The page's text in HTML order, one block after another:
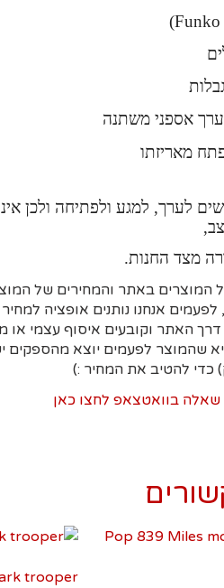
אספני משתנה
מאריזתו
לערך, למגע ולפתיחה ולכן
מצד החנות.
המוצרים באתר והמחירים של
לפעמים אנחנו נותנים אופציה
שהמוצר לפעמים יוצא מהספקים
להטיב את המחיר :)
שאלה בוואטצאפ לחצו כאן
trooper